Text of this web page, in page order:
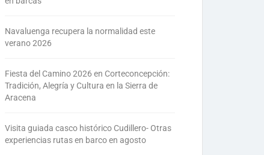
Navaluenga recupera la normalidad este
verano 2026
Fiesta del Camino 2026 en Corteconcepción:
Tradición, Alegría y Cultura en la Sierra de
Aracena
Visita guiada casco histórico Cudillero- Otras
experiencias rutas en barco en agosto